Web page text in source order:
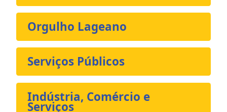
Orgulho Lageano
Serviços Públicos
Indústria, Comércio e
Serviços